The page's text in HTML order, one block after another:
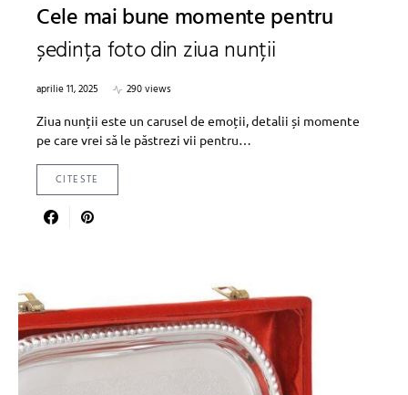
Cele mai bune momente pentru
ședința foto din ziua nunții
aprilie 11, 2025
290 views
Ziua nunții este un carusel de emoții, detalii și momente
pe care vrei să le păstrezi vii pentru…
CITESTE